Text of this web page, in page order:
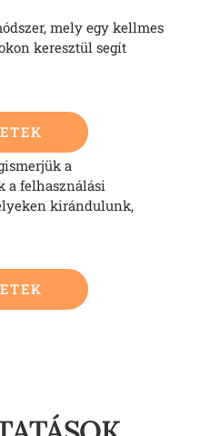
a
a felhasználási
kirándulunk,
mely egy kellmes
keresztül segít